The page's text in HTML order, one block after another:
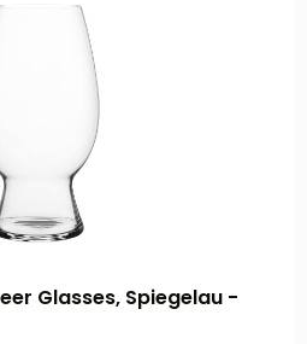
Glasses, Spiegelau -